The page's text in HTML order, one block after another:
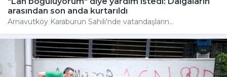
arasından son anda kurtarıldı
Arnavutköy Karaburun Sahili'nde vatandaşların...